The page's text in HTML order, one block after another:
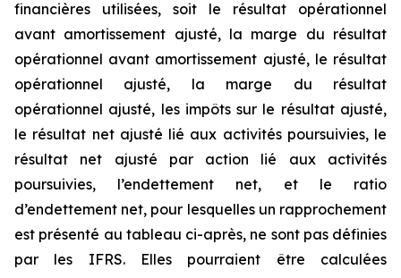
financières utilisées, soit le résultat opérationnel
avant amortissement ajusté, la marge du résultat
opérationnel avant amortissement ajusté, le résultat
opérationnel ajusté, la marge du résultat
opérationnel ajusté, les impôts sur le résultat ajusté,
le résultat net ajusté lié aux activités poursuivies, le
résultat net ajusté par action lié aux activités
poursuivies, l’endettement net, et le ratio
d’endettement net, pour lesquelles un rapprochement
est présenté au tableau ci-après, ne sont pas définies
par les IFRS. Elles pourraient être calculées